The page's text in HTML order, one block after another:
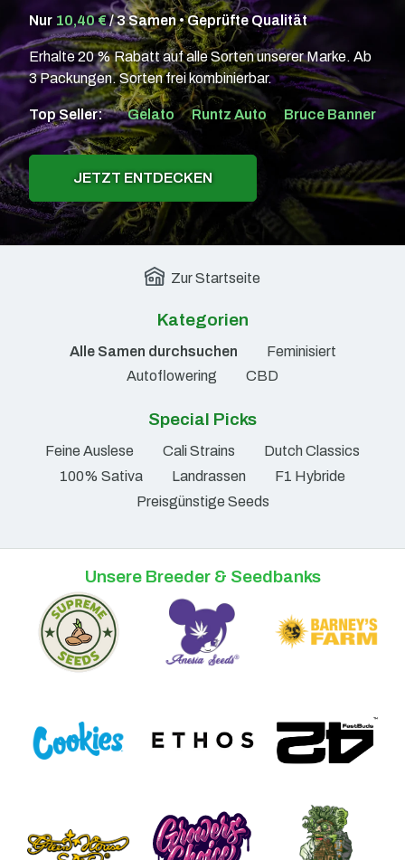
Nur 10,40 €/ 3 Samen • Geprüfte Qualität
Erhalte 20 % Rabatt auf alle Sorten unserer Marke. Ab
3 Packungen. Sorten frei kombinierbar.
Top Seller: Gelato Runtz Auto Bruce Banner
JETZT ENTDECKEN
Zur Startseite
Kategorien
Alle Samen durchsuchen
Feminisiert
Autoflowering
CBD
Special Picks
Feine Auslese Cali Strains
Dutch Classics
100% Sativa
Landrassen
F1 Hybride
Preisgünstige Seeds
Unsere Breeder & Seedbanks